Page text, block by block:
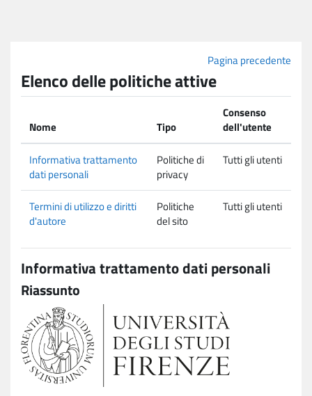
Pagina precedente
Elenco delle politiche attive
Nome Tipo
Consenso
dell'utente
Informativa trattamento
dati personali
Politiche di
privacy
Tutti gli utenti
Termini di utilizzo e diritti
d'autore
Politiche
del sito
Tutti gli utenti
Informativa trattamento dati personali
Riassunto